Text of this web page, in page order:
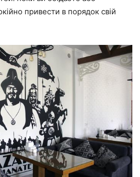
привести в порядок свій